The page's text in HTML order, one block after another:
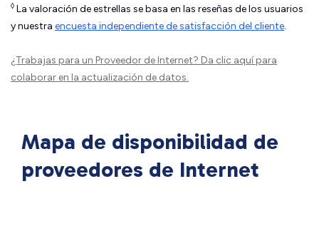
◊ La valoración de estrellas se basa en las reseñas de los usuarios
y nuestra encuesta independiente de satisfacción del cliente.
¿Trabajas para un Proveedor de Internet? Da clic aquípara
colaborar en la actualización de datos.
Mapa de disponibilidad de
proveedores de Internet